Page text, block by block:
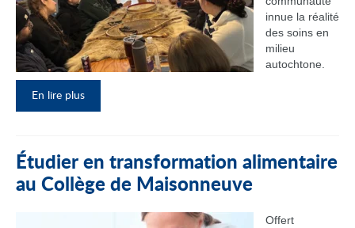
innue la réalité
des soins en
milieu
autochtone.
En lire plus
Étudier en transformation alimentaire
au Collège de Maisonneuve
Offert